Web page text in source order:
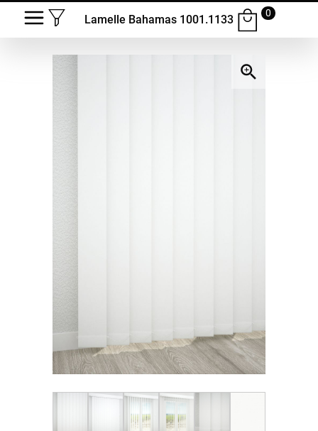
Lamelle Bahamas 1001.1133
0